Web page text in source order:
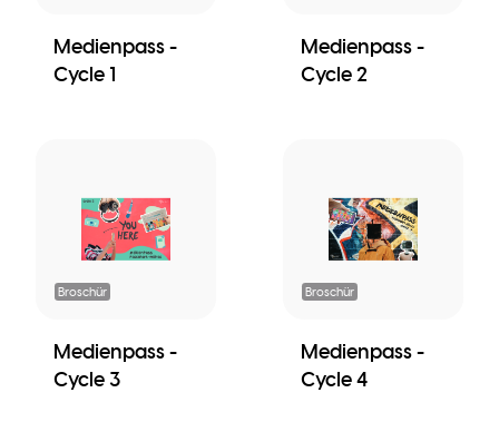
Medienpass -
Cycle 1
Medienpass -
Cycle 2
Broschür
Medienpass -
Cycle 3
Broschür
Medienpass -
Cycle 4